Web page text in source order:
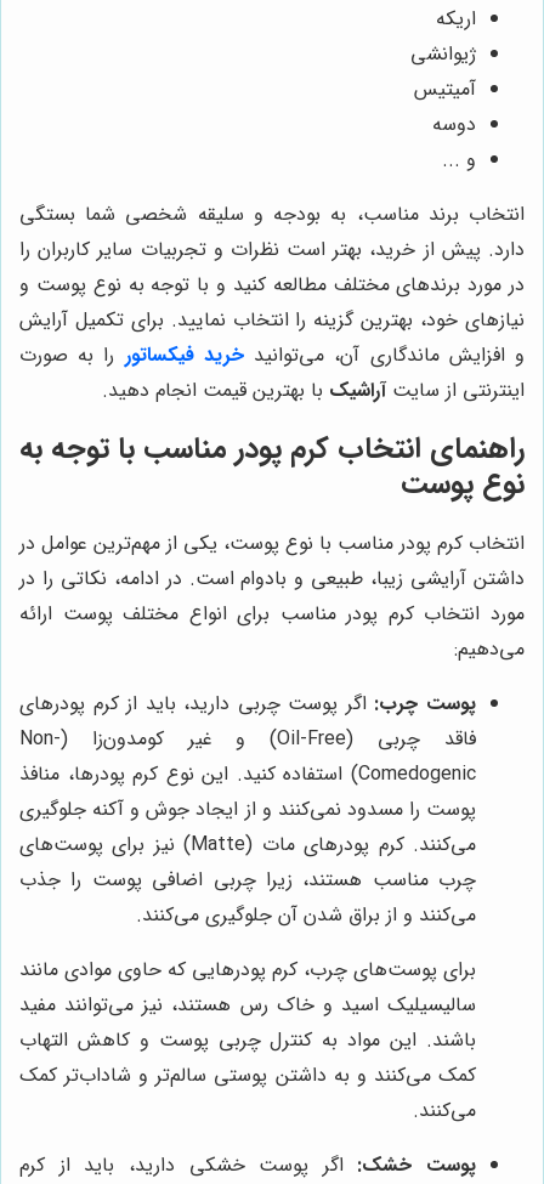
اریکه
ژیوانشی
آمیتیس
دوسه
و ...
انتخاب برند مناسب، به بودجه و سلیقه شخصی شما بستگی
دارد. پیش از خرید، بهتر است نظرات و تجربیات سایر کاربران را
در مورد برندهای مختلف مطالعه کنید و با توجه به نوع پوست و
نیازهای خود، بهترین گزینه را انتخاب نمایید. برای تکمیل آرایش
و افزایش ماندگاری آن، می‌توانیدخرید فیکساتور را به صورت
اینترنتی از سایتآراشیک با بهترین قیمت انجام دهید.
راهنمای انتخاب کرم پودر مناسب با توجه به
نوع پوست
انتخاب کرم پودر مناسب با نوع پوست، یکی از مهم‌ترین عوامل در
داشتن آرایشی زیبا، طبیعی و بادوام است. در ادامه، نکاتی را در
مورد انتخاب کرم پودر مناسب برای انواع مختلف پوست ارائه
می‌دهیم:
پوست چرب: اگر پوست چربی دارید، باید از کرم پودرهای
فاقد چربی (Oil-Free) و غیر کومدون‌زا (Non-
Comedogenic) استفاده کنید. این نوع کرم پودرها، منافذ
پوست را مسدود نمی‌کنند و از ایجاد جوش و آکنه جلوگیری
می‌کنند. کرم پودرهای مات (Matte) نیز برای پوست‌های
چرب مناسب هستند، زیرا چربی اضافی پوست را جذب
می‌کنند و از براق شدن آن جلوگیری می‌کنند.
برای پوست‌های چرب، کرم پودرهایی که حاوی موادی مانند
سالیسیلیک اسید و خاک رس هستند، نیز می‌توانند مفید
باشند. این مواد به کنترل چربی پوست و کاهش التهاب
کمک می‌کنند و به داشتن پوستی سالم‌تر و شاداب‌تر کمک
می‌کنند.
پوست خشک: اگر پوست خشکی دارید، باید از کرم